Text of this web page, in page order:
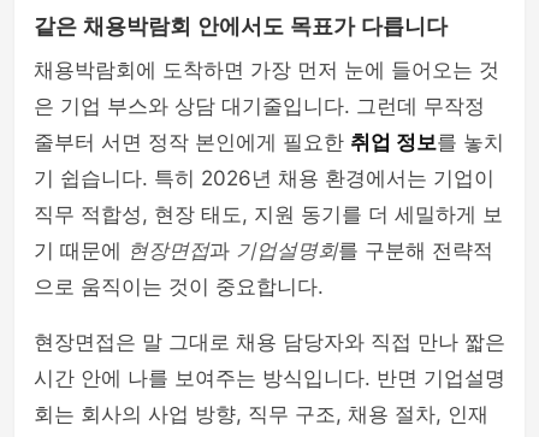
같은 채용박람회 안에서도 목표가 다릅니다
채용박람회에 도착하면 가장 먼저 눈에 들어오는 것
은 기업 부스와 상담 대기줄입니다. 그런데 무작정
줄부터 서면 정작 본인에게 필요한 취업 정보를 놓치
기 쉽습니다. 특히 2026년 채용 환경에서는 기업이
직무 적합성, 현장 태도, 지원 동기를 더 세밀하게 보
기 때문에 현장면접과 기업설명회를 구분해 전략적
으로 움직이는 것이 중요합니다.
현장면접은 말 그대로 채용 담당자와 직접 만나 짧은
시간 안에 나를 보여주는 방식입니다. 반면 기업설명
회는 회사의 사업 방향, 직무 구조, 채용 절차, 인재